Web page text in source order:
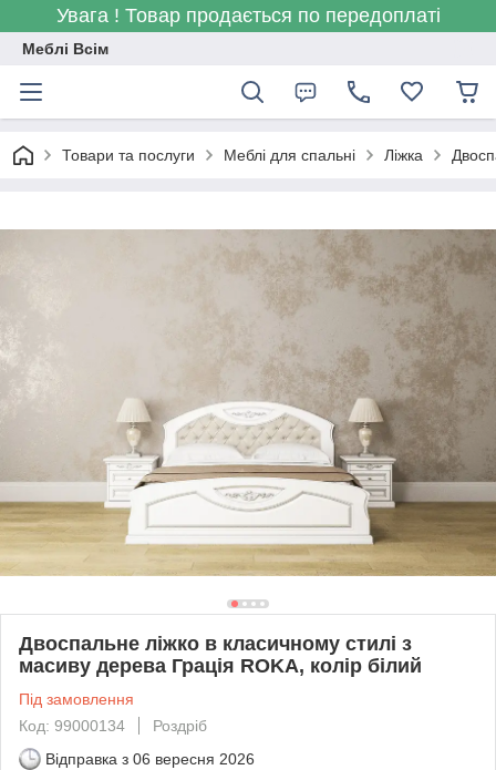
Увага ! Товар продається по передоплаті
Меблі Всім
Товари та послуги Меблі для спальні Ліжка
Двоспальне ліжко в класичному стилі з
масиву дерева Грація ROKA, колір білий
Під замовлення
Код: 99000134
Роздріб
Відправка з 06 вересня 2026